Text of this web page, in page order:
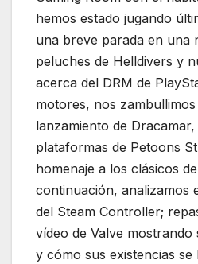
hemos estado jugando
una breve parada en una
peluches de Helldivers y
acerca del DRM de
motores, nos
lanzamiento de
plataformas de Petoons
homenaje a los clásicos
continuación, analizamos
del Steam Controller;
vídeo de Valve mostrando
y cómo sus existencias